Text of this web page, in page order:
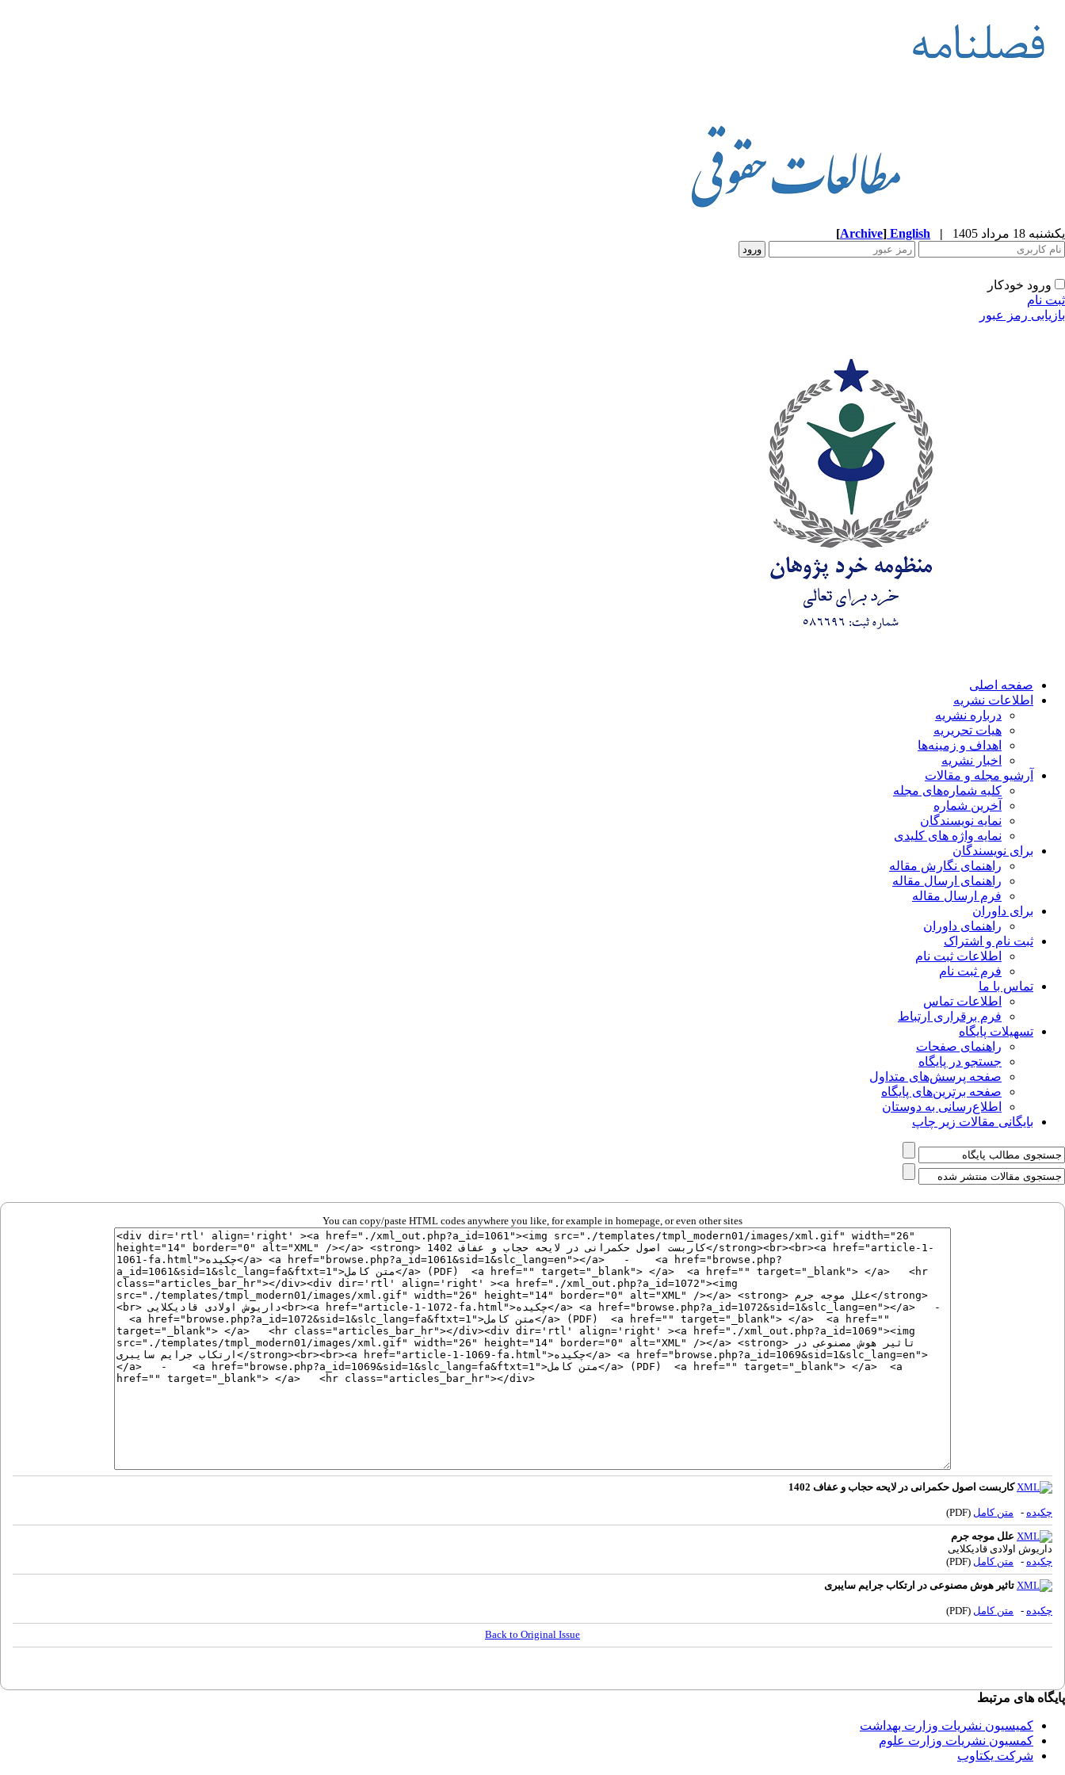
یکشنبه 18 مرداد 1405 |
English
[Archive]
ورود خودکار
ثبت نام
بازیابی رمز عبور
صفحه اصلی
اطلاعات نشریه
درباره نشریه
هیات تحریریه
اهداف و زمینه‌ها
اخبار نشریه
آرشیو مجله و مقالات
کلیه شماره‌های مجله
آخرین شماره
نمایه نویسندگان
نمایه واژه های کلیدی
برای نویسندگان
راهنمای نگارش مقاله
راهنمای ارسال مقاله
فرم ارسال مقاله
برای داوران
راهنمای داوران
ثبت نام و اشتراک
اطلاعات ثبت نام
فرم ثبت نام
تماس با ما
اطلاعات تماس
فرم برقراری ارتباط
تسهیلات پایگاه
راهنمای صفحات
جستجو در پایگاه
صفحه پرسش‌های متداول
صفحه برترین‌های پایگاه
اطلاع‌رسانی به دوستان
بایگانی مقالات زیر چاپ
You can copy/paste HTML codes anywhere you like, for example in homepage, or even other sites
کاربست اصول حکمرانی در لایحه حجاب و عفاف 1402
چکیده - متن کامل (PDF)
علل موجه جرم
داریوش اولادی قادیکلایی
چکیده - متن کامل (PDF)
تاثیر هوش مصنوعی در ارتکاب جرایم سایبری
چکیده - متن کامل (PDF)
Back to Original Issue
پایگاه های مرتبط
کمیسیون نشریات وزارت بهداشت
کمسیون نشریات وزارت علوم
شرکت یکتاوب